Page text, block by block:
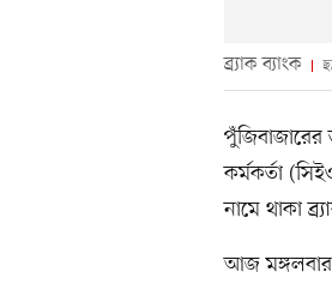
ব্র্যাক ব্যাংক
পুঁজিবাজারের
কর্মকর্তা
নামে থাকা
আজ মঙ্গলবার